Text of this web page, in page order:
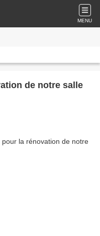
MENU
de notre salle